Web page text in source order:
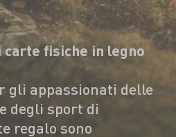
fisiche in legno
gli appassionati delle
degli sport di
regalo sono